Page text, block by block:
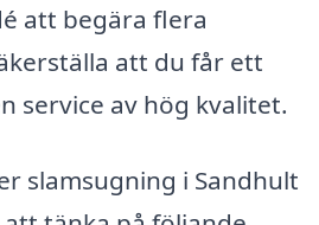
att begära flera
att du får ett
service av hög kvalitet.
slamsugning i Sandhult